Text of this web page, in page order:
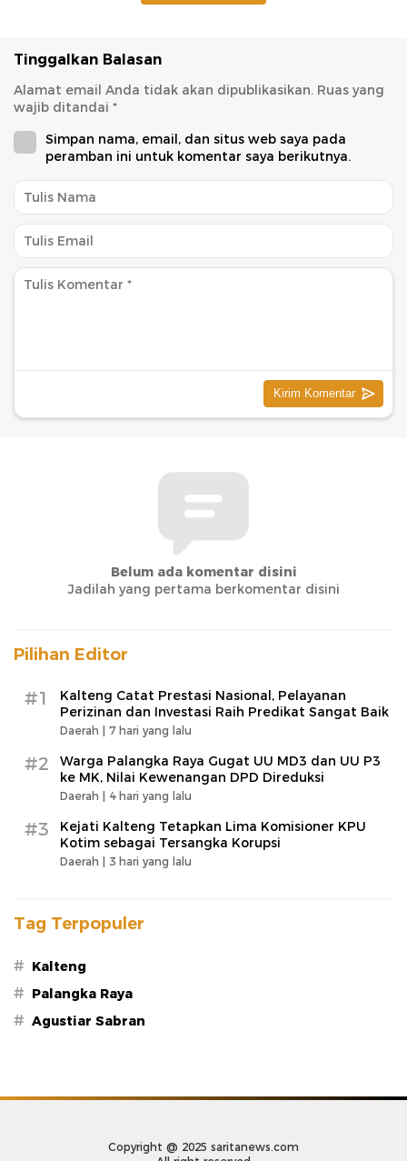
Tinggalkan Balasan
Alamat email Anda tidak akan dipublikasikan. Ruas yang
wajib ditandai *
Simpan nama, email, dan situs web saya pada
peramban ini untuk komentar saya berikutnya.
Belum ada komentar disini
Jadilah yang pertama berkomentar disini
Pilihan Editor
#1
Kalteng Catat Prestasi Nasional, Pelayanan
Perizinan dan Investasi Raih Predikat Sangat Baik
Daerah | 7 hari yang lalu
#2
Warga Palangka Raya Gugat UU MD3 dan UU P3
ke MK, Nilai Kewenangan DPD Direduksi
Daerah | 4 hari yang lalu
#3
Kejati Kalteng Tetapkan Lima Komisioner KPU
Kotim sebagai Tersangka Korupsi
Daerah | 3 hari yang lalu
Tag Terpopuler
# Kalteng
# Palangka Raya
# Agustiar Sabran
Copyright @ 2025 saritanews.com